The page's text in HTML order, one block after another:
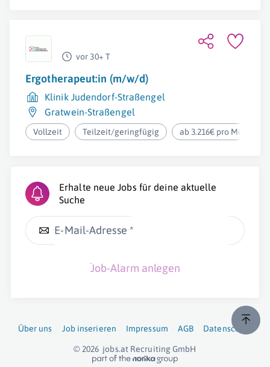
vor 30+ T
Ergotherapeut:in (m/w/d)
Klinik Judendorf-Straßengel
Gratwein-Straßengel
Vollzeit Teilzeit/geringfügig ab 3.216€ pro Monat
Erhalte neue Jobs für deine aktuelle
Suche
E-Mail-Adresse *
Job-Alarm anlegen
Über uns Job inserieren Impressum AGB Datenschutz
© 2026 jobs.at Recruiting GmbH